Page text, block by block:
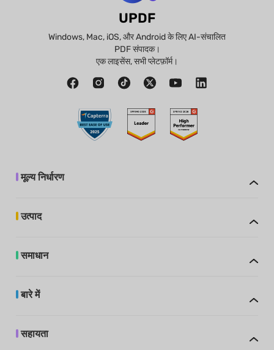
UPDF
Windows, Mac, iOS, और Android के लिए AI-संचालित
PDF संपादक।
एक लाइसेंस, सभी प्लेटफ़ॉर्म।
मूल्य निर्धारण
उत्पाद
समाधान
बारे में
सहायता